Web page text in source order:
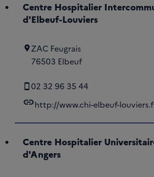
Centre Hospitalier
d'Elbeuf-Louviers
ZAC Feugrais
76503 Elbeuf
02 32 96 35 44
linkhttp://www.chi-elbeuf-
Centre Hospitalier
d'Angers